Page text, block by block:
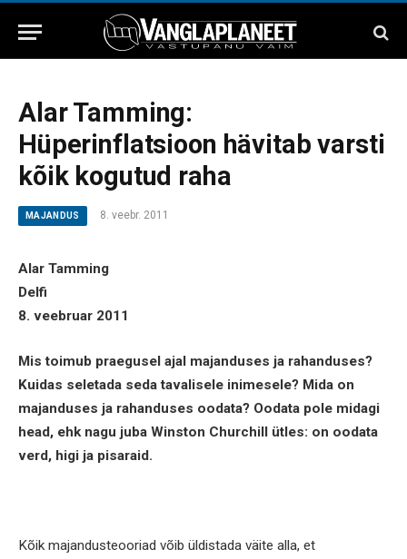
Alar Tamming:
Hüperinflatsioon hävitab varsti
kõik kogutud raha
MAJANDUS 8. veebr. 2011
Alar Tamming
Delfi
8. veebruar 2011
Mis toimub praegusel ajal majanduses ja rahanduses?
Kuidas seletada seda tavalisele inimesele? Mida on
majanduses ja rahanduses oodata? Oodata pole midagi
head, ehk nagu juba Winston Churchill ütles: on oodata
verd, higi ja pisaraid.
Kõik majandusteooriad võib üldistada väite alla, et